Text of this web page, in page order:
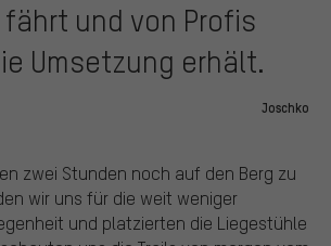
und von Profis
Umsetzung erhält.
Joschko
zwei Stunden noch auf den Berg zu
wir uns für die weit weniger
und platzierten die Liegestühle